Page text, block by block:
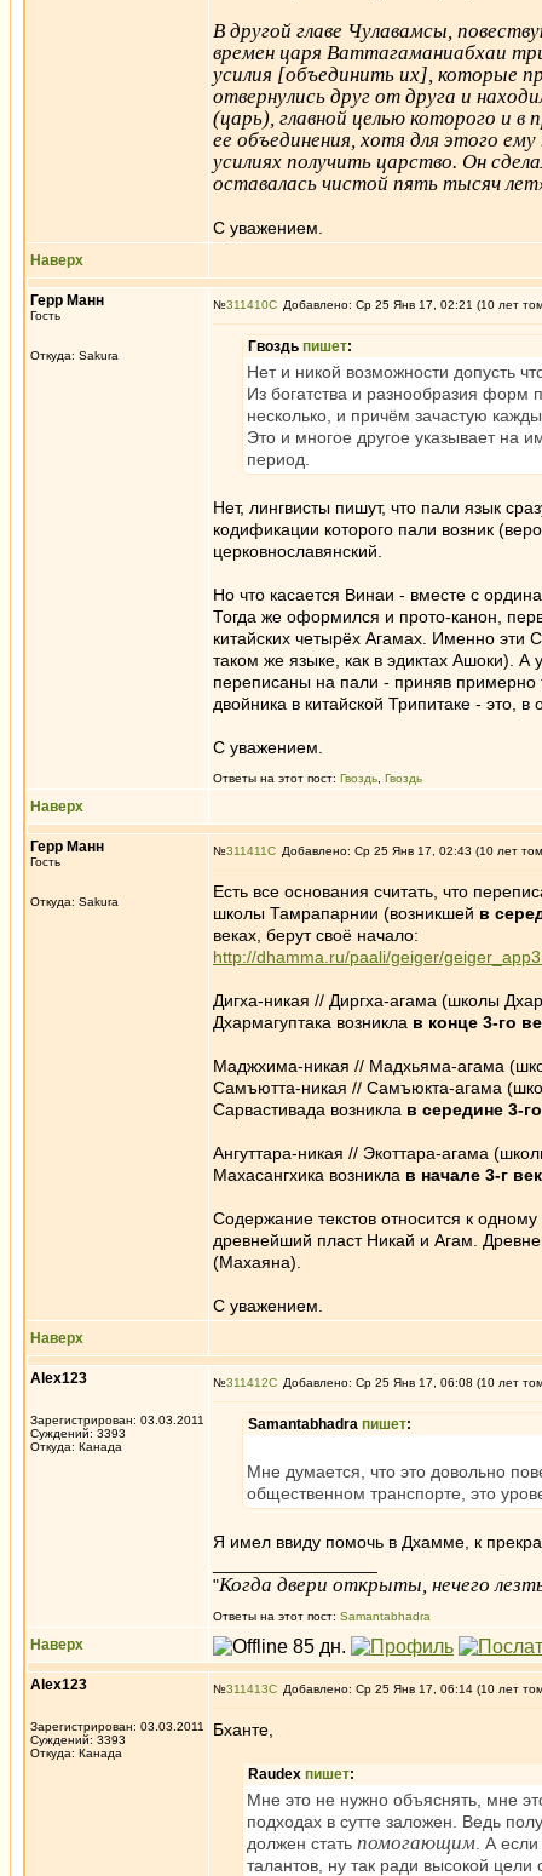
В другой главе Чулавамсы,
времен царя Ваттагаманиабхаи
усилия [объединить их], которые
отвернулись друг от друга и
(царь), главной целью которого и
ее объединения, хотя для этого
усилиях получить царство. Он
оставалась чистой пять тысяч
С уважением.
Наверх
Герр Манн
Гость
Откуда: Sakura
№311410 Добавлено: Ср 25 Янв 17, 02:21 (10 лет
Гвоздь пишет:
Нет и никой возможности допусть
Из богатства и разнообразия форм
несколько, и причём зачастую
Это и многое другое указывает на
период.
Нет, лингвисты пишут, что пали язык
кодификации которого пали возник
церковнославянский.
Но что касается Винаи - вместе с
Тогда же оформился и прото-канон,
китайских четырёх Агамах. Именно эти
таком же языке, как в эдиктах Ашоки).
переписаны на пали - приняв примерно
двойника в китайской Трипитаке - это,
С уважением.
Ответы на этот пост: Гвоздь Гвоздь
Наверх
Герр Манн
Гость
Откуда: Sakura
№311411 Добавлено: Ср 25 Янв 17, 02:43 (10 лет
Есть все основания считать, что
школы Тамрапарнии (возникшей в
веках, берут своё начало:
http://dhamma.ru/paali/geiger/
Дигха-никая // Диргха-агама (школы
Дхармагуптака возникла в конце 3-го
Маджхима-никая // Мадхьяма-агама
Самъютта-никая // Самъюкта-агама
Сарвастивада возникла в середине 3-
Ангуттара-никая // Экоттара-агама
Махасангхика возникла в начале 3-г
Содержание текстов относится к
древнейший пласт Никай и Агам.
(Махаяна).
С уважением.
Наверх
Alex123
Зарегистрирован: 03.03.2011
Суждений: 3393
Откуда: Канада
№311412 Добавлено: Ср 25 Янв 17, 06:08 (10 лет
Samantabhadra пишет:
Мне думается, что это довольно
общественном транспорте, это
Я имел ввиду помочь в Дхамме, к
"Когда двери открыты, нечего
Ответы на этот пост: Samantabhadra
Наверх
Alex123
Зарегистрирован: 03.03.2011
Суждений: 3393
Откуда: Канада
№311413 Добавлено: Ср 25 Янв 17, 06:14 (10 лет
Бханте,
Raudex пишет:
Мне это не нужно объяснять, мне
подходах в сутте заложен. Ведь
должен стать помогающим . А
талантов, ну так ради высокой цели